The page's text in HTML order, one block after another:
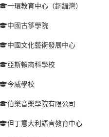
一環教育中心（銅鑼灣）
中國古箏學院
中國文化藝術發展中心
亞斯頓商科學校
今威學校
伯樂音樂學院有限公司
但丁意大利語言教育中心